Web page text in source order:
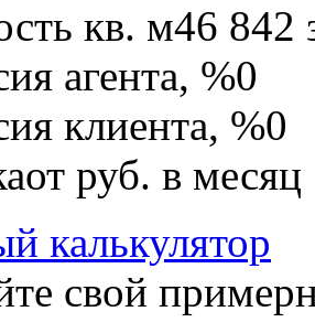
кв. м46 842
агента, %0
клиента, %0
от руб. в месяц
калькулятор
свой